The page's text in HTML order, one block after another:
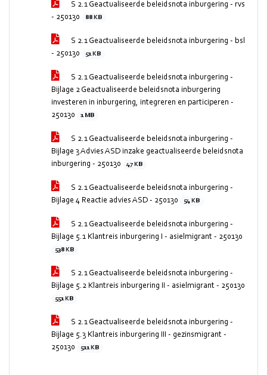
S 2.1 Geactualiseerde beleidsnota inburgering - rvs
- 250130
88 KB
S 2.1 Geactualiseerde beleidsnota inburgering - bsl
- 250130
51 KB
S 2.1 Geactualiseerde beleidsnota inburgering -
Bijlage 2 Geactualiseerde beleidsnota inburgering
investeren in inburgering, integreren en participeren -
250130
1 MB
S 2.1 Geactualiseerde beleidsnota inburgering -
Bijlage 3 Advies ASD inzake geactualiseerde beleidsnota
inburgering - 250130
47 KB
S 2.1 Geactualiseerde beleidsnota inburgering -
Bijlage 4 Reactie advies ASD - 250130
54 KB
S 2.1 Geactualiseerde beleidsnota inburgering -
Bijlage 5.1 Klantreis inburgering I - asielmigrant - 250130
538 KB
S 2.1 Geactualiseerde beleidsnota inburgering -
Bijlage 5.2 Klantreis inburgering II - asielmigrant - 250130
551 KB
S 2.1 Geactualiseerde beleidsnota inburgering -
Bijlage 5.3 Klantreis inburgering III - gezinsmigrant -
250130
511 KB